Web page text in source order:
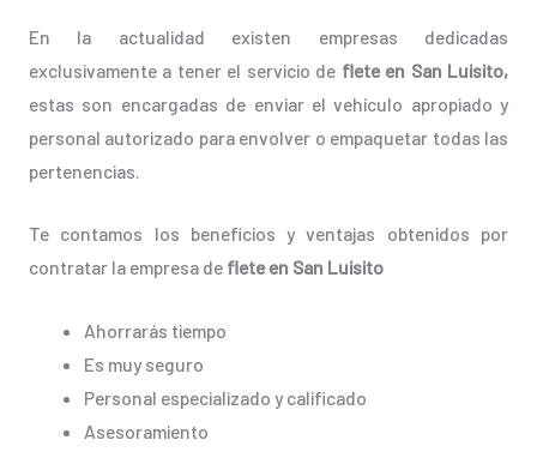
En la actualidad existen empresas dedicadas
exclusivamente a tener el servicio de flete en San Luisito,
estas son encargadas de enviar el vehículo apropiado y
personal autorizado para envolver o empaquetar todas las
pertenencias.
Te contamos los beneficios y ventajas obtenidos por
contratar la empresa de flete en San Luisito
Ahorrarás tiempo
Es muy seguro
Personal especializado y calificado
Asesoramiento